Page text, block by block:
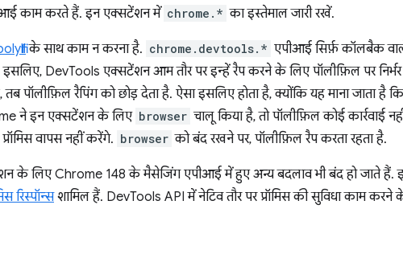
काम करते हैं. इन एक्सटेंशन में chrome.* का इस्तेमाल जारी रखें.
के साथ काम न करना है. chrome.devtools.* एपीआई सिर्फ़ कॉलबैक
इसलिए, DevTools एक्सटेंशन आम तौर पर इन्हें रैप करने के लिए पॉलीफ़िल पर
तब पॉलीफ़िल रैपिंग को छोड़ देता है. ऐसा इसलिए होता है, क्योंकि यह माना जाता है
ने इन एक्सटेंशन के लिए browser चालू किया है, तो पॉलीफ़िल कोई कार्रवाई
वापस नहीं करेंगे. browser को बंद रखने पर, पॉलीफ़िल रैप करता रहता है.
के लिए Chrome 148 के मैसेजिंग एपीआई में हुए अन्य बदलाव भी बंद हो जाते हैं.
रिस्पॉन्सशामिल हैं. DevTools API में नेटिव तौर पर प्रॉमिस की सुविधा काम करने